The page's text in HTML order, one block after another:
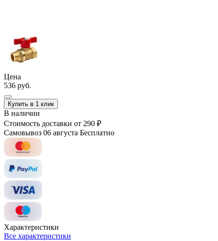
Цена
536 руб.
Купить в 1 клик
В наличии
Стоимость доставки от 290 ₽
Самовывоз 06 августа Бесплатно
Характеристики
Все характеристики